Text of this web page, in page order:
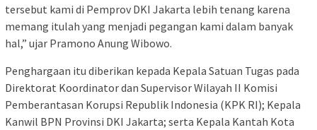
tersebut kami di Pemprov DKI Jakarta lebih tenang karena
memang itulah yang menjadi pegangan kami dalam banyak
hal,” ujar Pramono Anung Wibowo.
Penghargaan itu diberikan kepada Kepala Satuan Tugas pada
Direktorat Koordinator dan Supervisor Wilayah II Komisi
Pemberantasan Korupsi Republik Indonesia (KPK RI); Kepala
Kanwil BPN Provinsi DKI Jakarta; serta Kepala Kantah Kota